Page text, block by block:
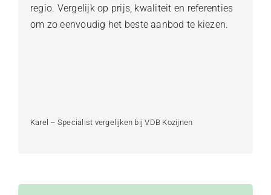
regio. Vergelijk op prijs, kwaliteit en referenties
om zo eenvoudig het beste aanbod te kiezen.
Karel – Specialist vergelijken bij VDB Kozijnen